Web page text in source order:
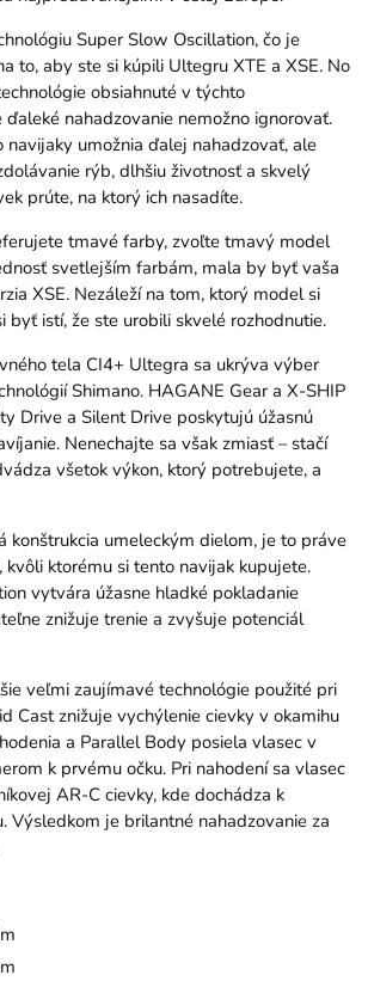
Super Slow Oscillation, čo je
to, aby ste si kúpili Ultegru XTE a XSE. No
obsiahnuté v týchto
nahadzovanie nemožno ignorovať.
navijaky umožnia ďalej nahadzovať, ale
rýb, dlhšiu životnosť a skvelý
prúte, na ktorý ich nasadíte.
tmavé farby, zvoľte tmavý model
svetlejším farbám, mala by byť vaša
XSE. Nezáleží na tom, ktorý model si
byť istí, že ste urobili skvelé rozhodnutie.
tela CI4+ Ultegra sa ukrýva výber
Shimano. HAGANE Gear a X-SHIP
Drive a Silent Drive poskytujú úžasnú
Nenechajte sa však zmiasť – stačí
všetok výkon, ktorý potrebujete, a
konštrukcia umeleckým dielom, je to práve
kvôli ktorému si tento navijak kupujete.
vytvára úžasne hladké pokladanie
znižuje trenie a zvyšuje potenciál
veľmi zaujímavé technológie použité pri
Cast znižuje vychýlenie cievky v okamihu
a Parallel Body posiela vlasec v
k prvému očku. Pri nahodení sa vlasec
AR-C cievky, kde dochádza k
Výsledkom je brilantné nahadzovanie za